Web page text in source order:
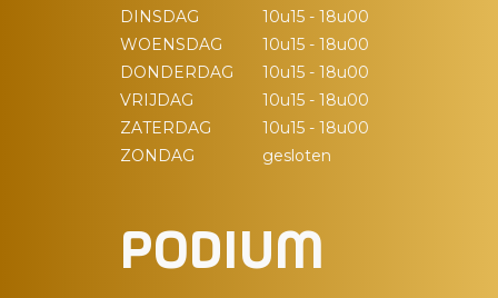
DINSDAG
10u15 - 18u00
WOENSDAG
10u15 - 18u00
DONDERDAG
10u15 - 18u00
VRIJDAG
10u15 - 18u00
ZATERDAG
10u15 - 18u00
ZONDAG
gesloten
PODIUM